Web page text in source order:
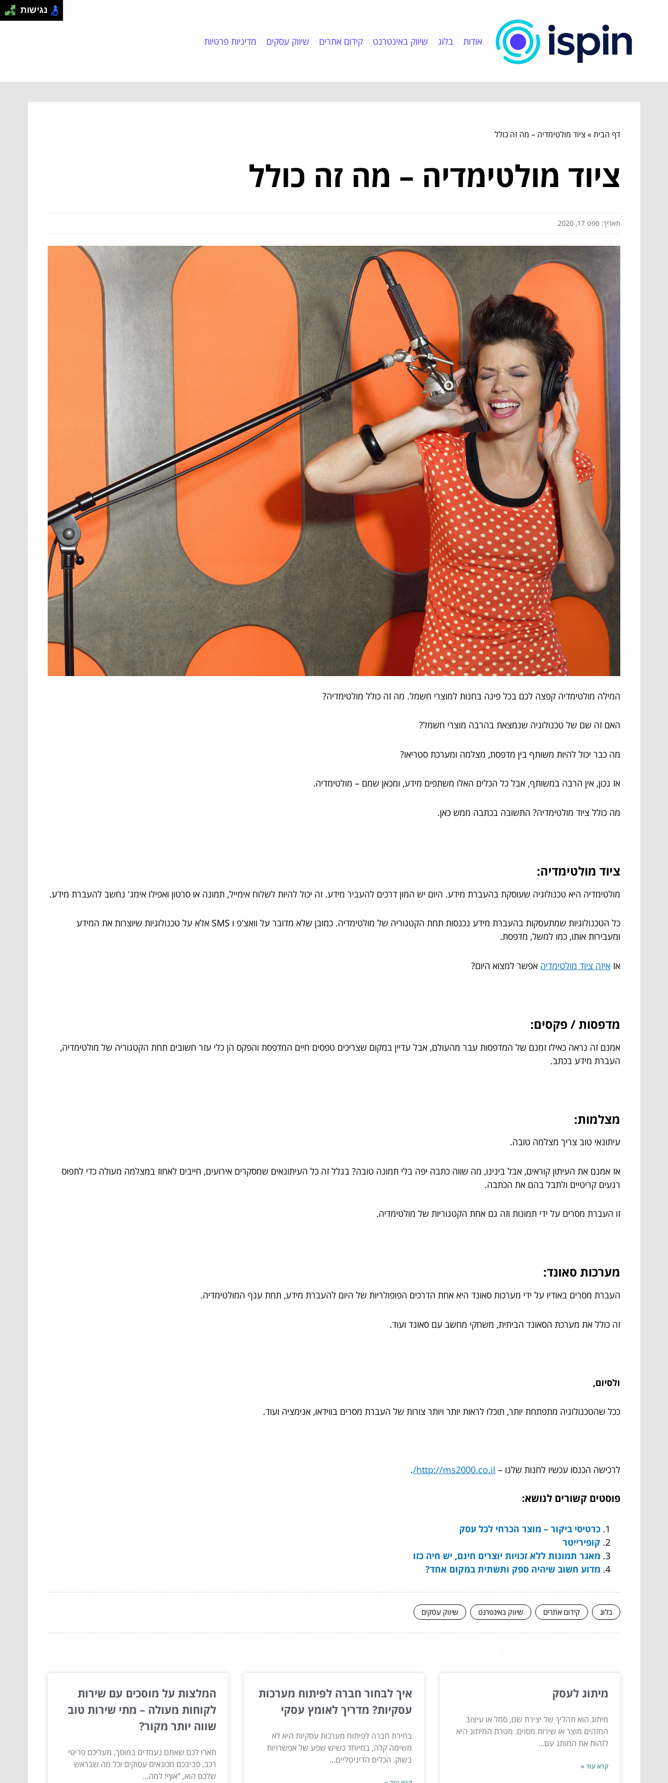
אודות בלוג שיווק באינטרנט קידום אתרים שיווק עסקים מדיניות פרטיות
דף הבית» ציוד מולטימדיה – מה זה כולל
ציוד מולטימדיה – מה זה כולל
תאריך: ספט 17, 2020
המילה מולטימדיה קפצה לכם בכל פינה בחנות למוצרי חשמל. מה זה כולל מולטימדיה?
האם זה שם של טכנולוגיה שנמצאת בהרבה מוצרי חשמל?
מה כבר יכול להיות משותף בין מדפסת, מצלמה ומערכת סטריאו?
אז נכון, אין הרבה במשותף, אבל כל הכלים האלו משתפים מידע, ומכאן שמם – מולטימדיה.
מה כולל ציוד מולטימדיה? התשובה בכתבה ממש כאן.
ציוד מולטימדיה:
מולטימדיה היא טכנולוגיה שעוסקת בהעברת מידע. היום יש המון דרכים להעביר מידע. זה יכול להיות לשלוח אימייל, תמונה או סרטון ואפילו אימג' נחשב להעברת מידע.
כל הטכנולוגיות שמתעסקות בהעברת מידע נכנסות תחת הקטגוריה של מולטימדיה. כמובן שלא מדובר על וואצ'פ ו SMS אלא על טכנולוגיות שיוצרות את המידע
ומעבירות אותו, כמו למשל, מדפסת.
אז איזה ציוד מולטימדיה אפשר למצוא היום?
מדפסות / פקסים:
אמנם זה נראה כאילו זמנם של המדפסות עבר מהעולם, אבל עדיין במקום שצריכים טפסים חיים המדפסת והפקס הן כלי עזר חשובים תחת הקטגוריה של מולטימדיה,
העברת מידע בכתב.
מצלמות:
עיתונאי טוב צריך מצלמה טובה.
אז אמנם את העיתון קוראים, אבל בינינו, מה שווה כתבה יפה בלי תמונה טובה? בגלל זה כל העיתונאים שמסקרים אירועים, חייבים לאחוז במצלמה מעולה כדי לתפוס
רגעים קריטיים ולתבל בהם את הכתבה.
זו העברת מסרים על ידי תמונות וזה גם אחת הקטגוריות של מולטימדיה.
מערכות סאונד:
העברת מסרים באודיו על ידי מערכות סאונד היא אחת הדרכים הפופולריות של היום להעברת מידע, תחת ענף המולטימדיה.
זה כולל את מערכת הסאונד הביתית, משחקי מחשב עם סאונד ועוד.
ולסיום,
ככל שהטכנולוגיה מתפתחת יותר, תוכלו לראות יותר ויותר צורות של העברת מסרים בווידאו, אנימציה ועוד.
לרכישה הכנסו עכשיו לחנות שלנו – http://ms2000.co.il/
.
פוסטים קשורים לנושא:
כרטיסי ביקור – מוצר הכרחי לכל עסק
קופירייטר
מאגר תמונות ללא זכויות יוצרים חינם, יש חיה כזו
מדוע חשוב שיהיה ספק ותשתית במקום אחד?
בלוג קידום אתרים שיווק באינטרנט שיווק עסקים
מיתוג לעסק
מיתוג הוא תהליך של יצירת שם, סמל או עיצוב
המזהים מוצר או שירות מסוים. מטרת המיתוג היא
לזהות את המותג עם...
קרא עוד »
איך לבחור חברה לפיתוח מערכות
עסקיות? מדריך לאומץ עסקי
בחירת חברה לפיתוח מערכות עסקיות היא לא
משימה קלה, במיוחד כשיש שפע של אפשרויות
בשוק. הכלים הדיגיטליים...
המלצות על מוסכים עם שירות
לקוחות מעולה – מתי שירות טוב
שווה יותר מקור?
תארו לכם שאתם נעמדים במוסך, מעליכם פריטי
רכב, סביבכם מכונאים עסוקים וכל מה שבראש
שלכם הוא, "אוף! למה...
נגישות